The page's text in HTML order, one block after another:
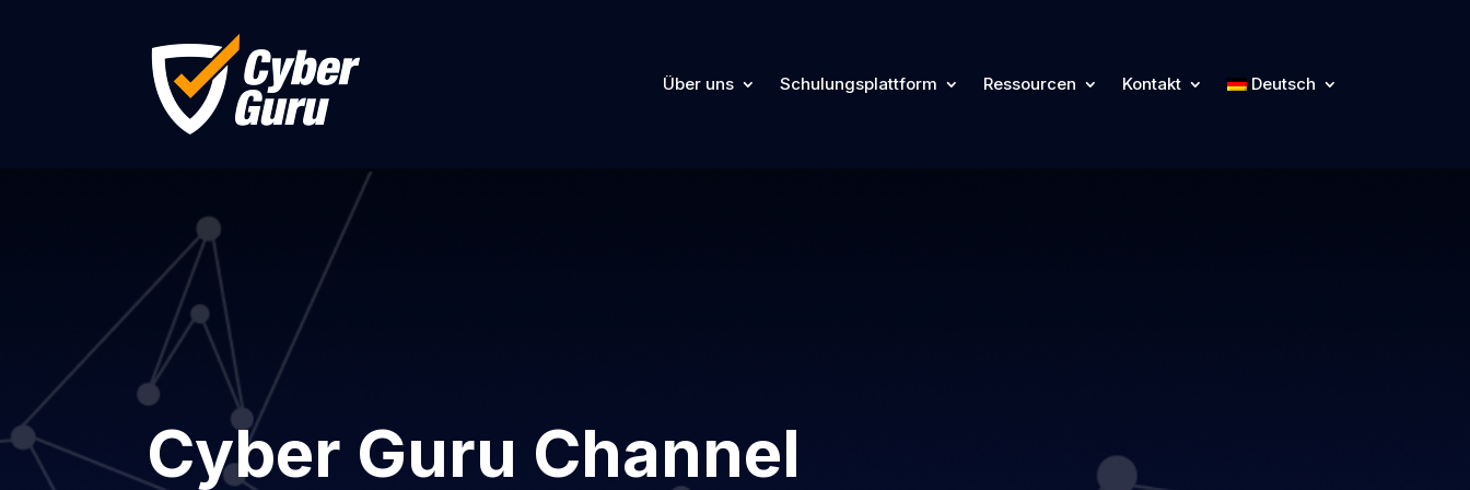
Über uns Schulungsplattform Ressourcen Kontakt Deutsch
Cyber Guru Channel